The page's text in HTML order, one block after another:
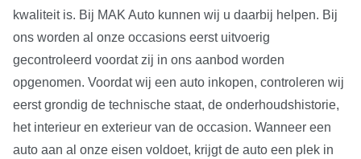
kwaliteit is. Bij MAK Auto kunnen wij u daarbij helpen. Bij
ons worden al onze occasions eerst uitvoerig
gecontroleerd voordat zij in ons aanbod worden
opgenomen. Voordat wij een auto inkopen, controleren wij
eerst grondig de technische staat, de onderhoudshistorie,
het interieur en exterieur van de occasion. Wanneer een
auto aan al onze eisen voldoet, krijgt de auto een plek in